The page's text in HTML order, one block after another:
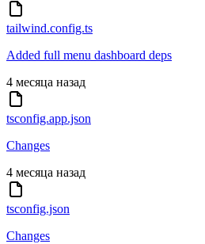
tailwind.config.ts
Added full menu dashboard deps
4 месяца назад
tsconfig.app.json
Changes
4 месяца назад
tsconfig.json
Changes